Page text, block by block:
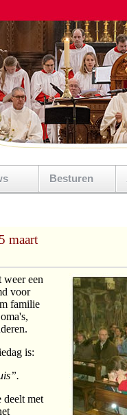
Besturen